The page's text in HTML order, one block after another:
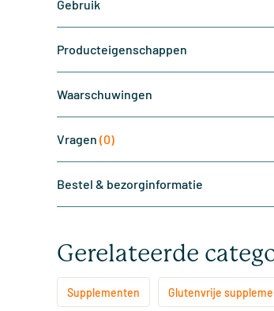
Gebruik
Producteigenschappen
Waarschuwingen
Vragen (0)
Bestel & bezorginformatie
Gerelateerde
Supplementen Glutenvrije